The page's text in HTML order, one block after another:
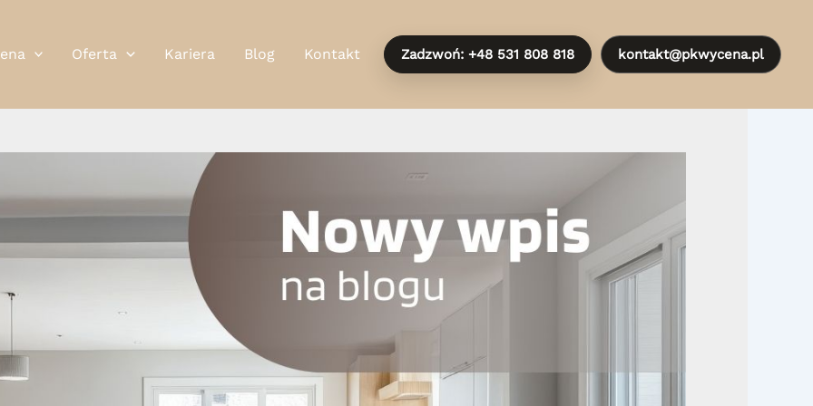
Oferta Kariera Blog Kontakt Zadzwoń: +48 531 808 818 kontakt@pkwycena.pl